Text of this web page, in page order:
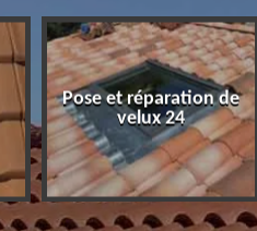
Pose et réparation de
velux 24